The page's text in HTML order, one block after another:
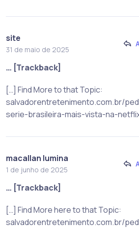
site
31 de maio de 2025
… [Trackback]
[…] Find More to that Topic:
salvadorentretenimento.com.br/
serie-brasileira-mais-vista-na-
macallan lumina
1 de junho de 2025
… [Trackback]
[…] Find More here to that Topic:
salvadorentretenimento.com.br/